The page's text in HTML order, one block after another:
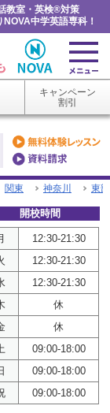
教室・英検®対策
中学英語専科！
キャンペーン
割引
関東 神奈川 東部
開校時間
12:30-21:30
12:30-21:30
12:30-21:30
休
休
09:00-18:00
09:00-18:00
09:00-18:00